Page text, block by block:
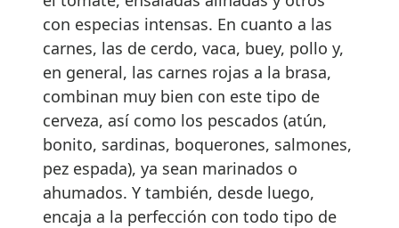
con especias intensas. En cuanto a las
carnes, las de cerdo, vaca, buey, pollo y,
en general, las carnes rojas a la brasa,
combinan muy bien con este tipo de
cerveza, así como los pescados (atún,
bonito, sardinas, boquerones, salmones,
pez espada), ya sean marinados o
ahumados. Y también, desde luego,
encaja a la perfección con todo tipo de